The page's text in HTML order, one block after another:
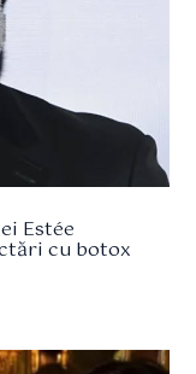
Estée
cu botox